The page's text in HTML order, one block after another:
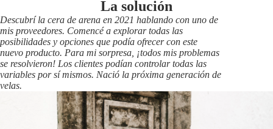
La solución
Descubrí la cera de arena en 2021 hablando con uno de
mis proveedores. Comencé a explorar todas las
posibilidades y opciones que podía ofrecer con este
nuevo producto. Para mi sorpresa, ¡todos mis problemas
se resolvieron! Los clientes podían controlar todas las
variables por sí mismos. Nació la próxima generación de
velas.